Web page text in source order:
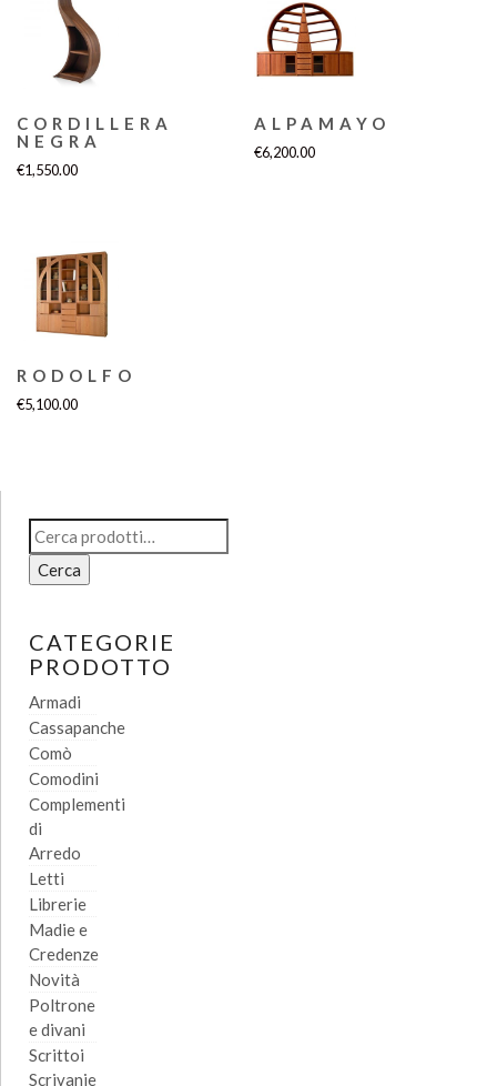
CORDILLERA
NEGRA
€1,550.00
ALPAMAYO
€6,200.00
RODOLFO
€5,100.00
Cerca:
Cerca
CATEGORIE
PRODOTTO
Armadi
Cassapanche
Comò
Comodini
Complementi
di
Arredo
Letti
Librerie
Madie e
Credenze
Novità
Poltrone
e divani
Scrittoi
Scrivanie